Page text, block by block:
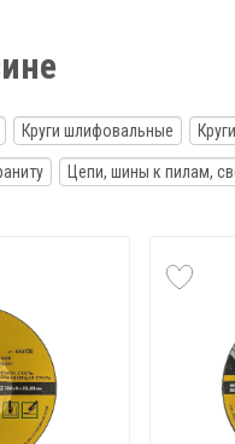
Круги шлифовальные
Цепи, шины к пилам,